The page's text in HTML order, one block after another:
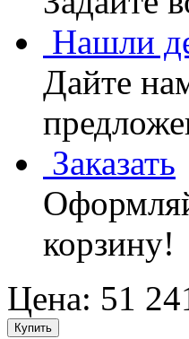
Нашли
Дайте
Заказать
корзину!
Цена: 51